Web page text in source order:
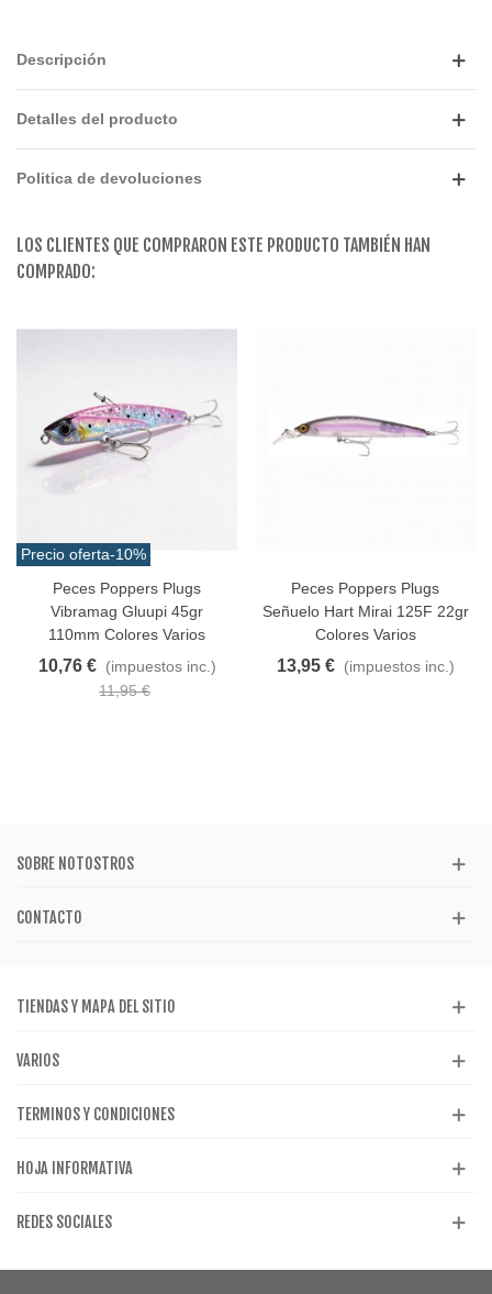
Descripción
Detalles del producto
Politica de devoluciones
LOS CLIENTES QUE COMPRARON ESTE PRODUCTO TAMBIÉN HAN
COMPRADO:
Precio oferta-10%
Peces Poppers Plugs
Vibramag Gluupi 45gr
110mm Colores Varios
10,76 € (impuestos inc.)
11,95 €
Peces Poppers Plugs
Señuelo Hart Mirai 125F 22gr
Colores Varios
13,95 € (impuestos inc.)
SOBRE NOTOSTROS
CONTACTO
TIENDAS Y MAPA DEL SITIO
VARIOS
TERMINOS Y CONDICIONES
HOJA INFORMATIVA
REDES SOCIALES